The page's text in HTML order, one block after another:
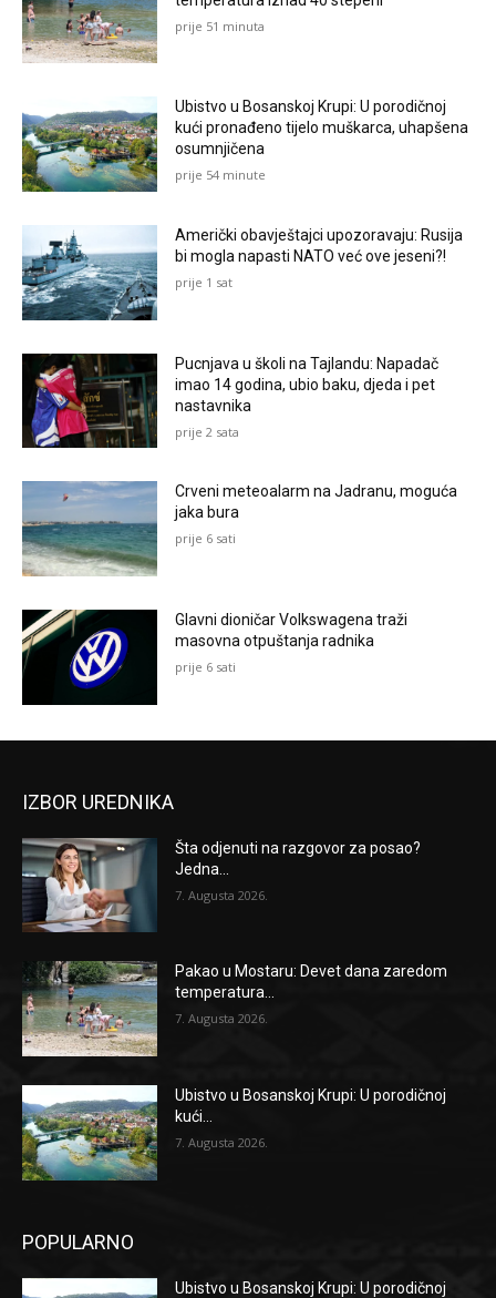
prije 51 minuta
Ubistvo u Bosanskoj Krupi: U porodičnoj
kući pronađeno tijelo muškarca, uhapšena
osumnjičena
prije 54 minute
Američki obavještajci upozoravaju: Rusija
bi mogla napasti NATO već ove jeseni?!
prije 1 sat
Pucnjava u školi na Tajlandu: Napadač
imao 14 godina, ubio baku, djeda i pet
nastavnika
prije 2 sata
Crveni meteoalarm na Jadranu, moguća
jaka bura
prije 6 sati
Glavni dioničar Volkswagena traži
masovna otpuštanja radnika
prije 6 sati
IZBOR UREDNIKA
Šta odjenuti na razgovor za posao?
Jedna...
7. Augusta 2026.
Pakao u Mostaru: Devet dana zaredom
temperatura...
7. Augusta 2026.
Ubistvo u Bosanskoj Krupi: U porodičnoj
kući...
7. Augusta 2026.
POPULARNO
Ubistvo u Bosanskoj Krupi: U porodičnoj